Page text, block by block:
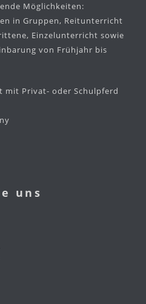
Möglichkeiten:
in Gruppen, Reitunterricht
Einzelunterricht sowie
von Frühjahr bis
mit Privat- oder Schulpferd
uns